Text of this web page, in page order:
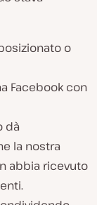
o
Facebook con
dà
la nostra
abbia ricevuto